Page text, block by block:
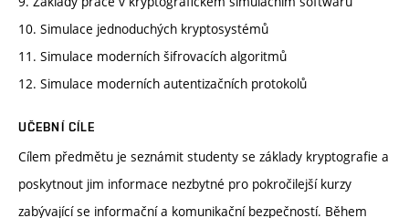
10. Simulace jednoduchých kryptosystémů
11. Simulace moderních šifrovacích algoritmů
12. Simulace moderních autentizačních protokolů
UČEBNÍ CÍLE
Cílem předmětu je seznámit studenty se základy kryptografie a
poskytnout jim informace nezbytné pro pokročilejší kurzy
zabývající se informační a komunikační bezpečností. Během